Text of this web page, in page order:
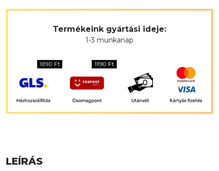
Termékeink gyártási ideje:
1-3 munkanap
LEÍRÁS